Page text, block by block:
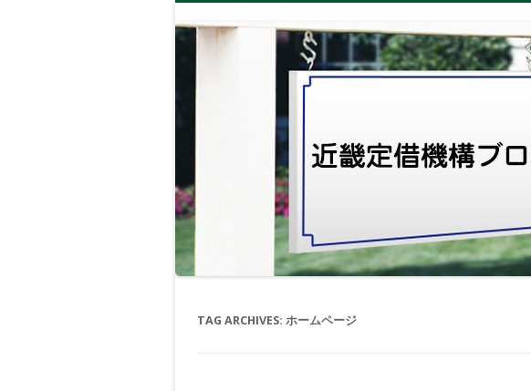
TAG ARCHIVES: ホームページ